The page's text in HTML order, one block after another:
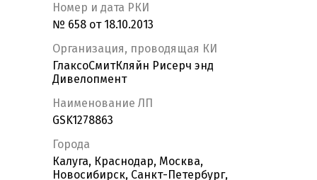
Номер и дата РКИ
№ 658 от 18.10.2013
Организация, проводящая КИ
ГлаксоСмитКляйн Рисерч энд
Дивелопмент
Наименование ЛП
GSK1278863
Города
Калуга, Краснодар, Москва,
Новосибирск, Санкт-Петербург,